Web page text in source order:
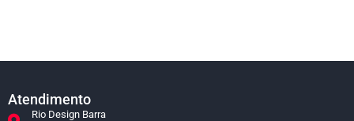
Atendimento
Rio Design Barra